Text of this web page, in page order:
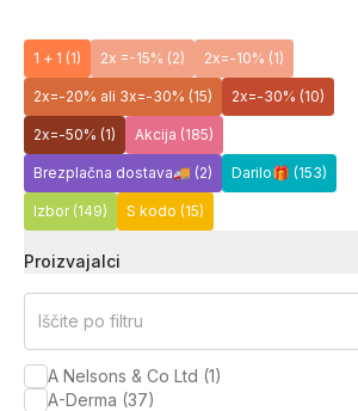
1 + 1 (1) 2x =-15% (2) 2x=-10% (1)
2x=-20% ali 3x=-30% (15) 2x=-30% (10)
2x=-50% (1) Akcija (185)
Brezplačna dostava🚚 (2) Darilo🎁 (153)
Izbor (149) S kodo (15)
Proizvajalci
Iščite po filtru
A Nelsons & Co Ltd (1)
A-Derma (37)